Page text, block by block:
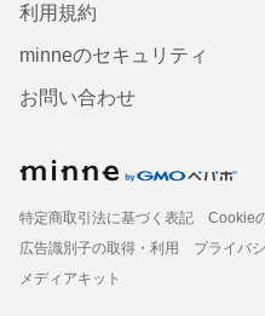
利用規約
minneのセキュリティ
お問い合わせ
特定商取引法に基づく表記
Cookie
広告識別子の取得・利用
プライバ
メディアキット